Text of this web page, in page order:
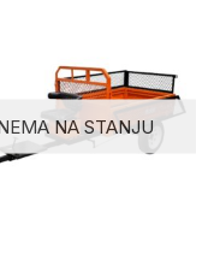
NA STANJU